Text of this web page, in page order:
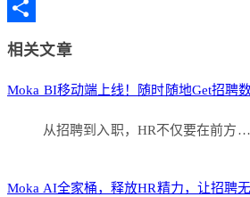
Copy
相关文章
Moka BI移动端上线！随时随地Get招聘
从招聘到入职，HR不仅要在前方…
Moka AI全家桶，释放HR精力，让招聘